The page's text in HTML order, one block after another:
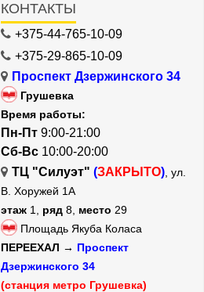
КОНТАКТЫ
+375-44-765-10-09
+375-29-865-10-09
Проспект Дзержинского 34
Грушевка
Время работы:
Пн-Пт 9:00-21:00
Сб-Вс 10:00-20:00
ТЦ "Силуэт" (ЗАКРЫТО), ул.
В. Хоружей 1А
этаж 1, ряд 8, место 29
Площадь Якуба Коласа
ПЕРЕЕХАЛ → Проспект
Дзержинского 34
(станция метро Грушевка)